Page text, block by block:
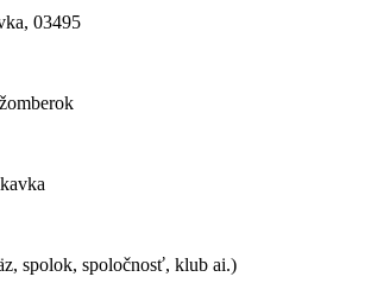
03495
spolok, spoločnosť, klub ai.)